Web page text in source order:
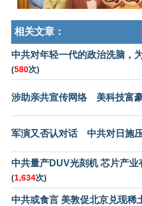
相关文章：
中共对年轻一代的政治洗脑，
(580次)
涉助亲共宣传网络 美科技富
军演又否认对话 中共对日施
中共量产DUV光刻机 芯片产业
(1,634次)
中共或食言 美敦促北京兑现稀